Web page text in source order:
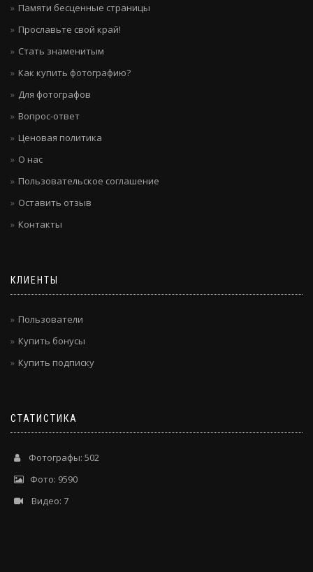
Памяти бесценные страницы
Прославьте свой край!
Стать знаменитым
Как купить фотографию?
Для фотографов
Вопрос-ответ
Ценовая политика
О нас
Пользовательское соглашение
Оставить отзыв
Контакты
КЛИЕНТЫ
Пользователи
Купить бонусы
Купить подписку
СТАТИСТИКА
Фотографы: 502
Фото: 9590
Видео: 7